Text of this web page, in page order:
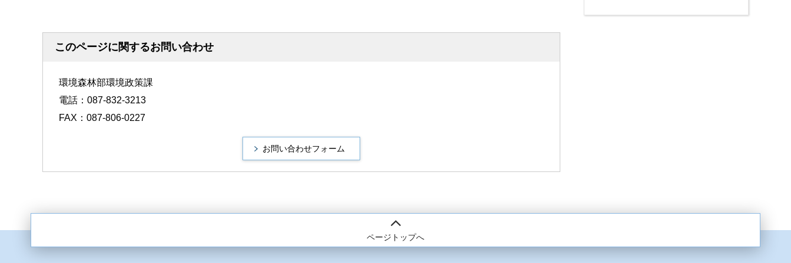
このページに関するお問い合わせ
環境森林部環境政策課
電話：087-832-3213
FAX：087-806-0227
ページトップへ